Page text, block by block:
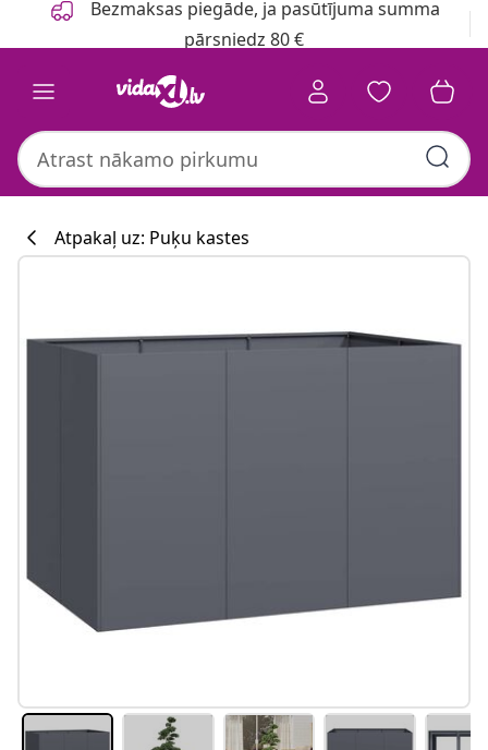
Bezmaksas piegāde, ja pasūtījuma summa
pārsniedz 80 €
Atpakaļ uz: Puķu kastes